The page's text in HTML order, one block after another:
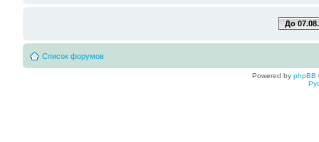
До
Список форумов
Powered by phpBB